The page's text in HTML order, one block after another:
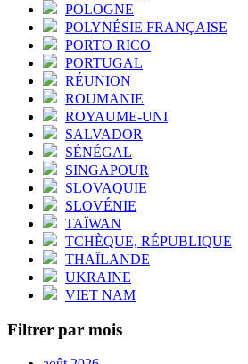
POLOGNE
POLYNÉSIE FRANÇAISE
PORTO RICO
PORTUGAL
RÉUNION
ROUMANIE
ROYAUME-UNI
SALVADOR
SÉNÉGAL
SINGAPOUR
SLOVAQUIE
SLOVÉNIE
TAÏWAN
TCHÈQUE, RÉPUBLIQUE
THAÏLANDE
UKRAINE
VIET NAM
Filtrer par mois